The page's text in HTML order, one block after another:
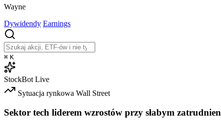
Wayne
Dywidendy Earnings
⌘ K
StockBot Live
Sytuacja rynkowa Wall Street
Sektor tech liderem wzrostów przy słabym